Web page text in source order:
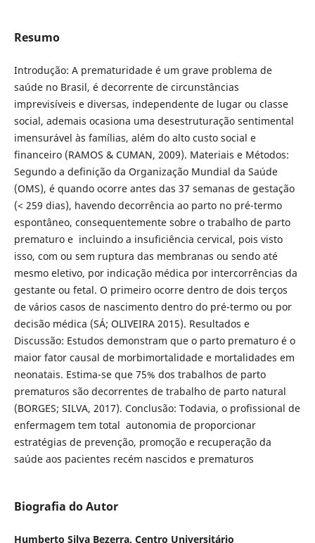
Resumo
Introdução: A prematuridade é um grave problema de
saúde no Brasil, é decorrente de circunstâncias
imprevisíveis e diversas, independente de lugar ou classe
social, ademais ocasiona uma desestruturação sentimental
imensurável às famílias, além do alto custo social e
financeiro (RAMOS & CUMAN, 2009). Materiais e Métodos:
Segundo a definição da Organização Mundial da Saúde
(OMS), é quando ocorre antes das 37 semanas de gestação
(< 259 dias), havendo decorrência ao parto no pré-termo
espontâneo, consequentemente sobre o trabalho de parto
prematuro e incluindo a insuficiência cervical, pois visto
isso, com ou sem ruptura das membranas ou sendo até
mesmo eletivo, por indicação médica por intercorrências da
gestante ou fetal. O primeiro ocorre dentro de dois terços
de vários casos de nascimento dentro do pré-termo ou por
decisão médica (SÁ; OLIVEIRA 2015). Resultados e
Discussão: Estudos demonstram que o parto prematuro é o
maior fator causal de morbimortalidade e mortalidades em
neonatais. Estima-se que 75% dos trabalhos de parto
prematuros são decorrentes de trabalho de parto natural
(BORGES; SILVA, 2017). Conclusão: Todavia, o profissional de
enfermagem tem total autonomia de proporcionar
estratégias de prevenção, promoção e recuperação da
saúde aos pacientes recém nascidos e prematuros
Biografia do Autor
Humberto Silva Bezerra, Centro Universitário